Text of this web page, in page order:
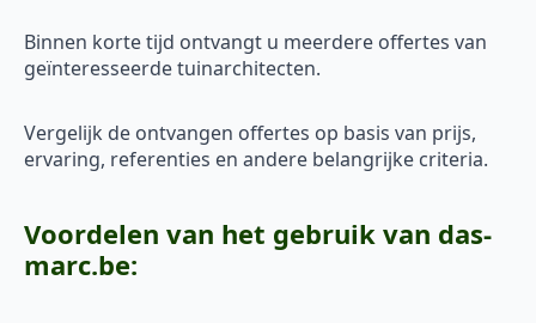
Binnen korte tijd ontvangt u meerdere offertes van
geïnteresseerde tuinarchitecten.
Vergelijk de ontvangen offertes op basis van prijs,
ervaring, referenties en andere belangrijke criteria.
Voordelen van het gebruik van das-
marc.be: